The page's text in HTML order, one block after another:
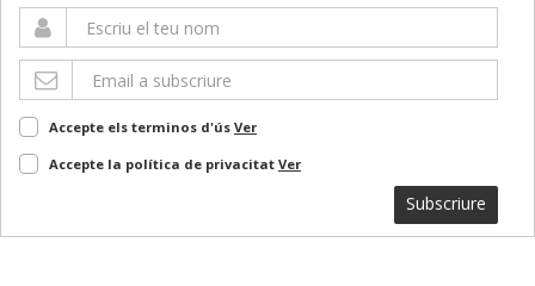
Accepte els terminos d'ús Ver
Accepte la política de privacitat Ver
Subscriure